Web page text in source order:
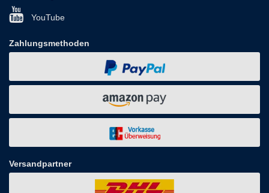
YouTube
Zahlungsmethoden
Versandpartner